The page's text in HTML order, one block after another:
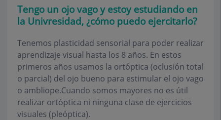
Tengo un ojo vago y estoy estudiando en
la Univresidad, ¿cómo puedo ejercitarlo?
Tenemos plasticidad sensorial para poder realizar
aprendizaje visual hasta los 8 años. En estos
primeros años usamos la ortóptica (oclusión total
o parcial) del ojo bueno para estimular el ojo vago
o ambliope.Cuando somos mayores no es útil
realizar ortóptica ni ninguna clase de ejercicios
visuales (pleóptica).